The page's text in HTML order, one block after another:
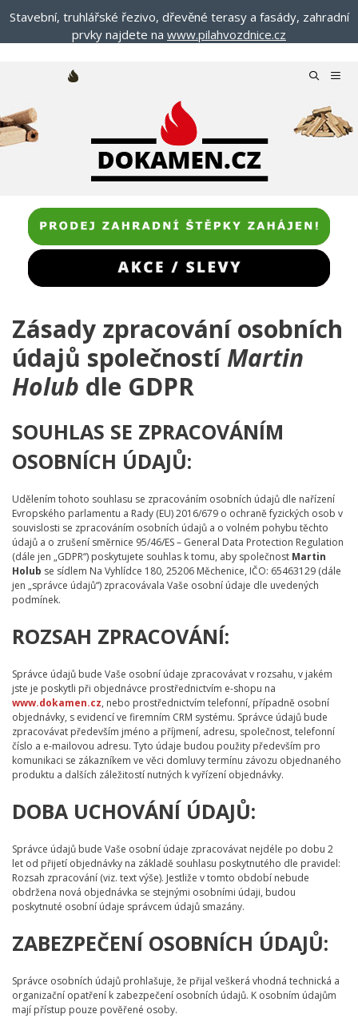
naStavební, truhlářské řezivo, dřevěné terasy a fasády, zahradní
prvky najdete na www.pilahvozdnice.cz
Menu
Zásady zpracování osobních
údajů společnostíMartin
Holub dle GDPR
SOUHLAS SE ZPRACOVÁNÍM
OSOBNÍCH ÚDAJŮ:
Udělením tohoto souhlasu se zpracováním osobních údajů dle nařízení
Evropského parlamentu a Rady (EU) 2016/679 o ochraně fyzických osob v
souvislosti se zpracováním osobních údajů a o volném pohybu těchto
údajů a o zrušení směrnice 95/46/ES – General Data Protection Regulation
(dále jen „GDPR“) poskytujete souhlas k tomu, aby společnost Martin
Holub se sídlem Na Vyhlídce 180, 25206 Měchenice, IČO: 65463129 (dále
jen „správce údajů“) zpracovávala Vaše osobní údaje dle uvedených
podmínek.
ROZSAH ZPRACOVÁNÍ:
Správce údajů bude Vaše osobní údaje zpracovávat v rozsahu, v jakém
jste je poskytli při objednávce prostřednictvím e-shopu na
www.dokamen.cz, nebo prostřednictvím telefonní, případně osobní
objednávky, s evidencí ve firemním CRM systému. Správce údajů bude
zpracovávat především jméno a příjmení, adresu, společnost, telefonní
číslo a e-mailovou adresu. Tyto údaje budou použity především pro
komunikaci se zákazníkem ve věci domluvy termínu závozu objednaného
produktu a dalších záležitostí nutných k vyřízení objednávky.
DOBA UCHOVÁNÍ ÚDAJŮ:
Správce údajů bude Vaše osobní údaje zpracovávat nejdéle po dobu 2
let od přijetí objednávky na základě souhlasu poskytnutého dle pravidel:
Rozsah zpracování (viz. text výše). Jestliže v tomto období nebude
obdržena nová objednávka se stejnými osobními údaji, budou
poskytnuté osobní údaje správcem údajů smazány.
ZABEZPEČENÍ OSOBNÍCH ÚDAJŮ:
Správce osobních údajů prohlašuje, že přijal veškerá vhodná technická a
organizační opatření k zabezpečení osobních údajů. K osobním údajům
mají přístup pouze pověřené osoby.